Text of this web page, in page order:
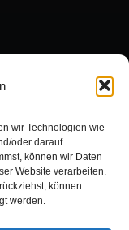
wir Technologien wie
oder darauf
können wir Daten
Website verarbeiten.
können
werden.